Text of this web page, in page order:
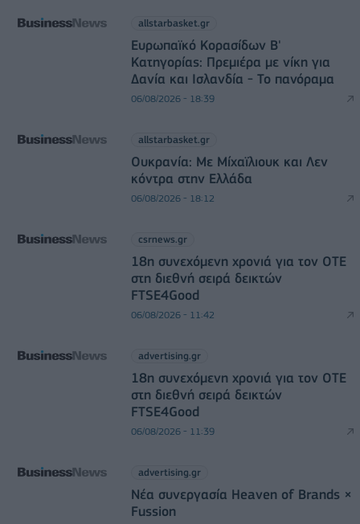
allstarbasket.gr
Ευρωπαϊκό Κορασίδων Β'
Κατηγορίας: Πρεμιέρα με νίκη για
Δανία και Ισλανδία - Το πανόραμα
06/08/2026 - 18:39
allstarbasket.gr
Ουκρανία: Με Μίχαϊλιουκ και Λεν
κόντρα στην Ελλάδα
06/08/2026 - 18:12
csrnews.gr
18η συνεχόμενη χρονιά για τον ΟΤΕ
στη διεθνή σειρά δεικτών
FTSE4Good
06/08/2026 - 11:42
advertising.gr
18η συνεχόμενη χρονιά για τον ΟΤΕ
στη διεθνή σειρά δεικτών
FTSE4Good
06/08/2026 - 11:39
advertising.gr
Νέα συνεργασία Heaven of Brands ×
Fussion